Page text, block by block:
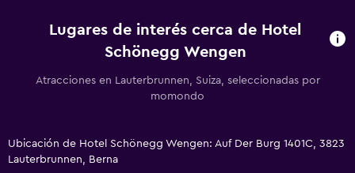
Lugares de interés cerca de Hotel
Schönegg Wengen
Atracciones en Lauterbrunnen, Suiza, seleccionadas por
momondo
Ubicación de Hotel Schönegg Wengen: Auf Der Burg 1401C, 3823
Lauterbrunnen, Berna